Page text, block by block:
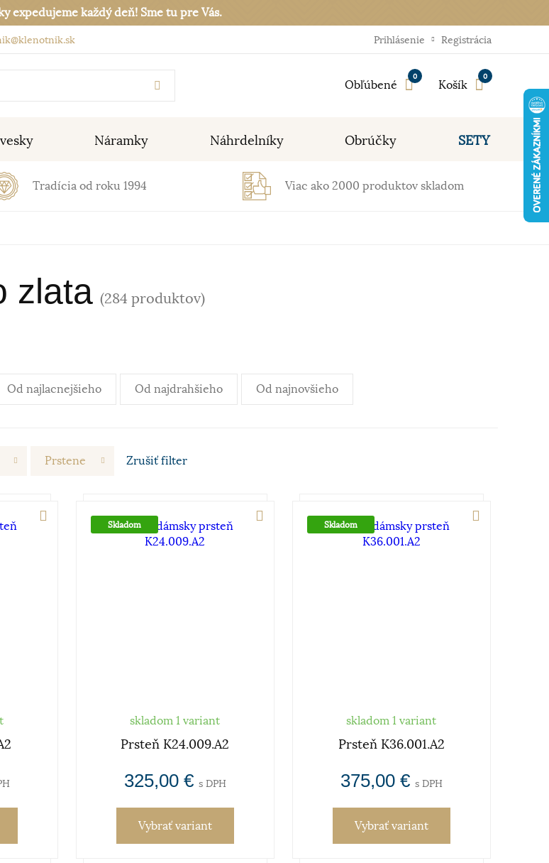
expedujeme každý deň! Sme tu pre Vás.
Prihlásenie Registrácia
Obľúbené
0
Košík
0
Náramky Náhrdelníky Obrúčky SETY
Tradícia od roku 1994 Viac ako 2000 produktov skladom
zlata (284 produktov)
Od najlacnejšieho Od najdrahšieho Od najnovšieho
Prstene Zrušiť filter
Skladom
skladom 1 variant
Prsteň K24.009.A2
325,00 € s DPH
Vybrať variant
Skladom
skladom 1 variant
Prsteň K36.001.A2
375,00 € s DPH
Vybrať variant